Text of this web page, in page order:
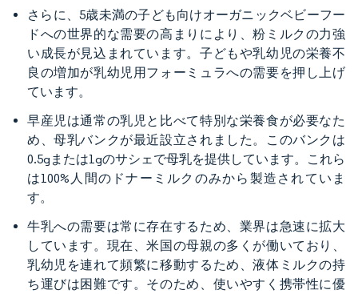
さらに、5歳未満の子ども向けオーガニックベビーフー
ドへの世界的な需要の高まりにより、粉ミルクの力強
い成長が見込まれています。子どもや乳幼児の栄養不
良の増加が乳幼児用フォーミュラへの需要を押し上げ
ています。
早産児は通常の乳児と比べて特別な栄養食が必要なた
め、母乳バンクが最近設立されました。このバンクは
0.5gまたは1gのサシェで母乳を提供しています。これら
は100%人間のドナーミルクのみから製造されていま
す。
牛乳への需要は常に存在するため、業界は急速に拡大
しています。現在、米国の母親の多くが働いており、
乳幼児を連れて頻繁に移動するため、液体ミルクの持
ち運びは困難です。そのため、使いやすく携帯性に優